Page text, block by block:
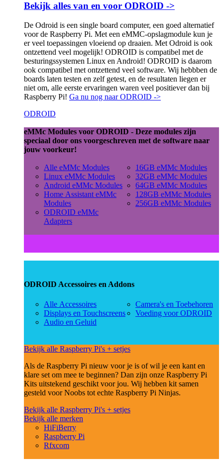
Bekijk alles van en voor ODROID ->
De Odroid is een single board computer, een goed alternatief
voor de Raspberry Pi. Met een eMMC-opslagmodule kun je
er veel toepassingen vloeiend op draaien. Met Odroid is ook
ontzettend veel mogelijk! ODROID is compatibel met de
besturingssystemen Linux en Android! ODROID is daarom
ook compatibel met ontzettend veel software. Wij hebbben de
boards laten testen en zelf getest, en de resultaten liegen er
niet om, alle eerste ervaringen waren veel positiever dan bij
Raspberry Pi! Ga nu nog naar ODROID ->
ODROID
eMMc Modules voor ODROID - Deze modules zijn
speciaal door ons voorgeschreven met de software naar
jouw voorkeur!
Alle eMMc Modules
Linux eMMc Modules
Android eMMc Modules
Home Assistant eMMc
Modules
ODROID eMMc
Adapters
16GB eMMc Modules
32GB eMMc Modules
64GB eMMc Modules
128GB eMMc Modules
256GB eMMc Modules
ODROID Accessoires en Addons
Alle Accessoires
Displays en Touchscreens
Audio en Geluid
Camera's en Toebehoren
Voeding voor ODROID
Bekijk alle Raspberry Pi's + setjes
Als de Raspberry Pi nieuw voor je is of wil je een kant en
klare set om mee te beginnen? Dan zijn onze Raspberry Pi
Kits uitstekend geschikt voor jou. Wij hebben kit samen
gesteld voor Noobs tot echte Raspberry Pi Ninjas.
Bekijk alle Raspberry Pi's + setjes
Bekijk alle merken
HiFiBerry
Raspberry Pi
Rfxcom